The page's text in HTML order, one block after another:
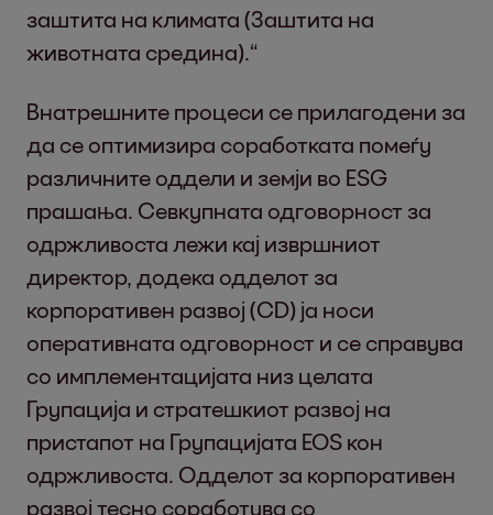
заштита на климата (Заштита на
животната средина).“
Внатрешните процеси се прилагодени за
да се оптимизира соработката помеѓу
различните оддели и земји во ESG
прашања. Севкупната одговорност за
одржливоста лежи кај извршниот
директор, додека одделот за
корпоративен развој (CD) ја носи
оперативната одговорност и се справува
со имплементацијата низ целата
Групација и стратешкиот развој на
пристапот на Групацијата EOS кон
одржливоста. Одделот за корпоративен
развој тесно соработува со